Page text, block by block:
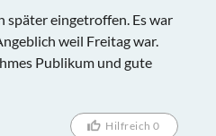
später eingetroffen. Es war
weil Freitag war.
Publikum und gute
Hilfreich 0